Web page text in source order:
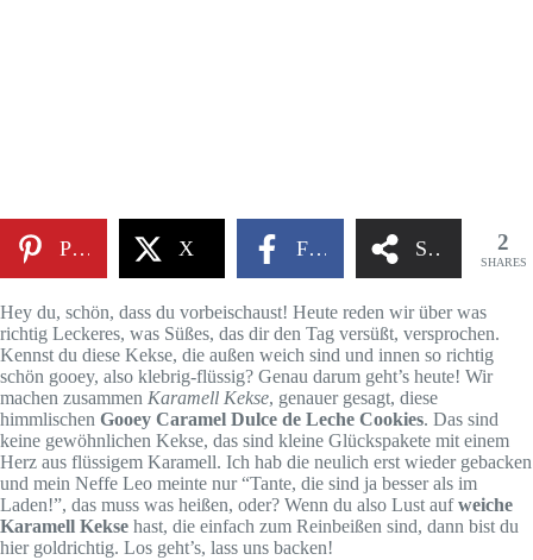
Pinterest X Facebook Share 2
SHARES
Hey du, schön, dass du vorbeischaust! Heute reden wir über was
richtig Leckeres, was Süßes, das dir den Tag versüßt, versprochen.
Kennst du diese Kekse, die außen weich sind und innen so richtig
schön gooey, also klebrig-flüssig? Genau darum geht’s heute! Wir
machen zusammen Karamell Kekse, genauer gesagt, diese
himmlischen Gooey Caramel Dulce de Leche Cookies. Das sind
keine gewöhnlichen Kekse, das sind kleine Glückspakete mit einem
Herz aus flüssigem Karamell. Ich hab die neulich erst wieder gebacken
und mein Neffe Leo meinte nur “Tante, die sind ja besser als im
Laden!”, das muss was heißen, oder? Wenn du also Lust aufweiche
Karamell Kekse hast, die einfach zum Reinbeißen sind, dann bist du
hier goldrichtig. Los geht’s, lass uns backen!